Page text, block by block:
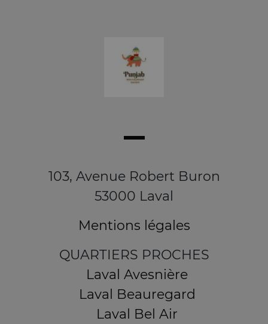
103, Avenue Robert Buron
53000 Laval
Mentions légales
QUARTIERS PROCHES
Laval Avesnière
Laval Beauregard
Laval Bel Air